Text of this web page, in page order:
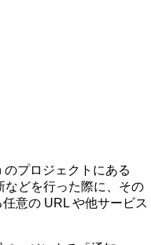
プロジェクトにある
などを行った際に、その
意の URL や他サービス